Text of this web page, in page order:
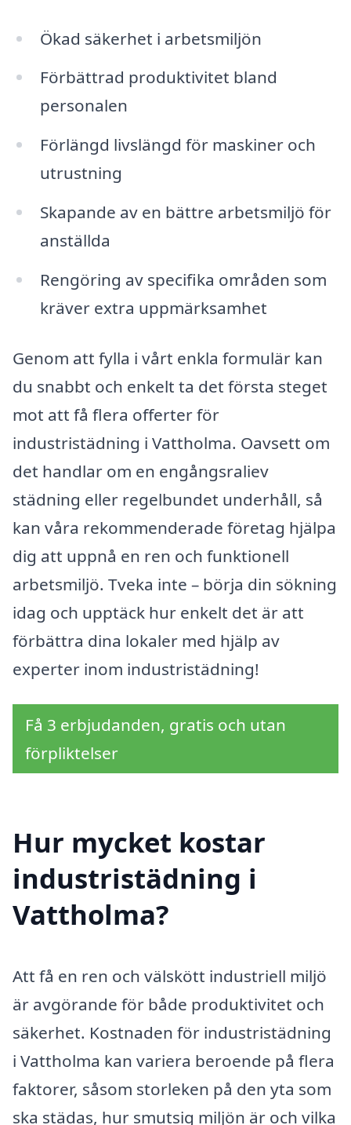
Ökad säkerhet i arbetsmiljön
Förbättrad produktivitet bland
personalen
Förlängd livslängd för maskiner och
utrustning
Skapande av en bättre arbetsmiljö för
anställda
Rengöring av specifika områden som
kräver extra uppmärksamhet
Genom att fylla i vårt enkla formulär kan
du snabbt och enkelt ta det första steget
mot att få flera offerter för
industristädning i Vattholma. Oavsett om
det handlar om en engångsraliev
städning eller regelbundet underhåll, så
kan våra rekommenderade företag hjälpa
dig att uppnå en ren och funktionell
arbetsmiljö. Tveka inte – börja din sökning
idag och upptäck hur enkelt det är att
förbättra dina lokaler med hjälp av
experter inom industristädning!
Få 3 erbjudanden, gratis och utan
förpliktelser
Hur mycket kostar
industristädning i
Vattholma?
Att få en ren och välskött industriell miljö
är avgörande för både produktivitet och
säkerhet. Kostnaden för industristädning
i Vattholma kan variera beroende på flera
faktorer, såsom storleken på den yta som
ska städas, hur smutsig miljön är och vilka